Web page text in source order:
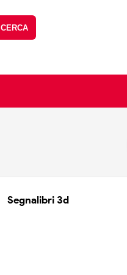
CERCA
Segnalibri 3d